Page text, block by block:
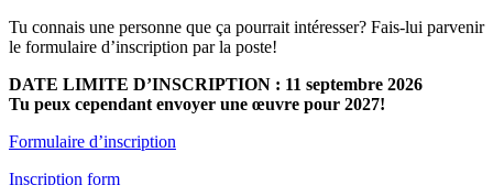
Tu connais une personne que ça pourrait intéresser? Fais-lui parvenir
le formulaire d’inscription par la poste!
DATE LIMITE D’INSCRIPTION : 11 septembre 2026
Tu peux cependant envoyer une œuvre pour 2027!
Formulaire d’inscription
Inscription form